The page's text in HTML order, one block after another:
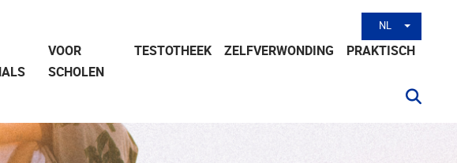
NL Andere
VOOR
SCHOLEN
TESTOTHEEK ZELFVERWONDING PRAKTISCH